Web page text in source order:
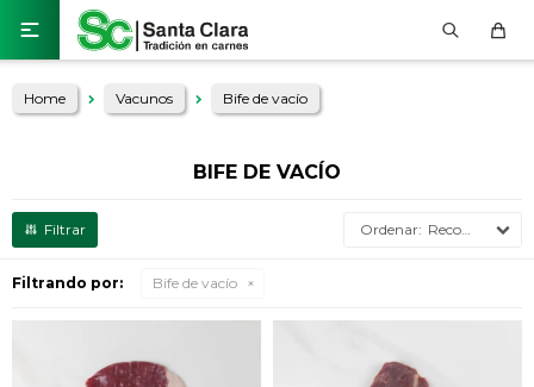

Home Vacunos Bife de vacío
BIFE DE VACÍO
Recomendados
Filtrando por: Bife de vacío